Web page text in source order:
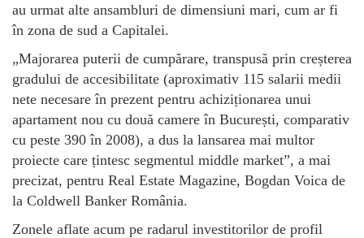
au urmat alte ansambluri de dimensiuni mari, cum ar fi
în zona de sud a Capitalei.
„Majorarea puterii de cumpărare, transpusă prin creșterea
gradului de accesibilitate (aproximativ 115 salarii medii
nete necesare în prezent pentru achiziționarea unui
apartament nou cu două camere în București, comparativ
cu peste 390 în 2008), a dus la lansarea mai multor
proiecte care țintesc segmentul middle market”, a mai
precizat, pentru Real Estate Magazine, Bogdan Voica de
la Coldwell Banker România.
Zonele aflate acum pe radarul investitorilor de profil